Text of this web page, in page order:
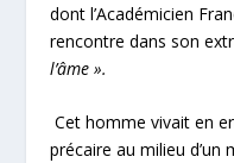
dont l’Académicien
rencontre dans son
l’âme ».
Cet homme vivait en
précaire au milieu d’un